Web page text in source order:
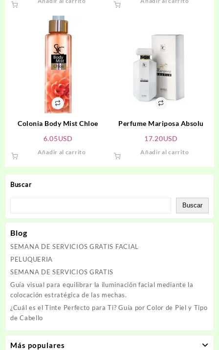
Buscar
Buscar
Blog
SEMANA DE SERVICIOS GRATIS FACIAL
PELUQUERIA
SEMANA DE SERVICIOS GRATIS
Guía visual para equilibrar la iluminación facial mediante la
colocación estratégica de las mechas.
¿Cuál es el Tinte Perfecto para Ti? Guía por Color de Piel y Tipo
de Cabello
Más populares
Colonia Body Mist Chloe
6.05USD
Añadir al carrito
Perfume Mariposa Absolu
17.20USD
Añadir al carrito